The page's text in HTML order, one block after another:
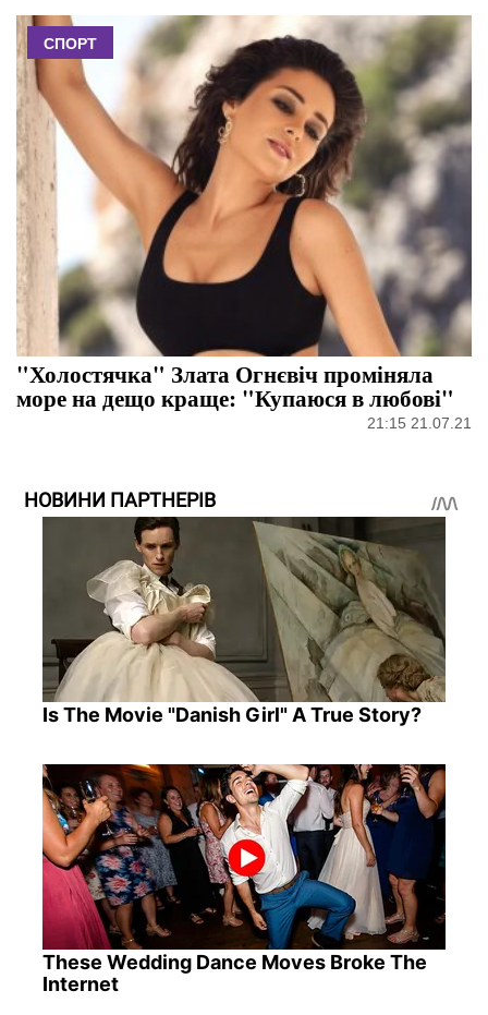
СПОРТ
"Холостячка" Злата Огнєвіч проміняла
море на дещо краще: "Купаюся в любові"
21:15 21.07.21
НОВИНИ ПАРТНЕРІВ
Is The Movie "Danish Girl" A True Story?
These Wedding Dance Moves Broke The
Internet